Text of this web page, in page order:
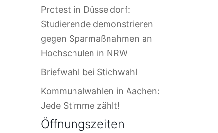
Protest in Düsseldorf:
Studierende demonstrieren
gegen Sparmaßnahmen an
Hochschulen in NRW
Briefwahl bei Stichwahl
Kommunalwahlen in Aachen:
Jede Stimme zählt!
Öffnungszeiten